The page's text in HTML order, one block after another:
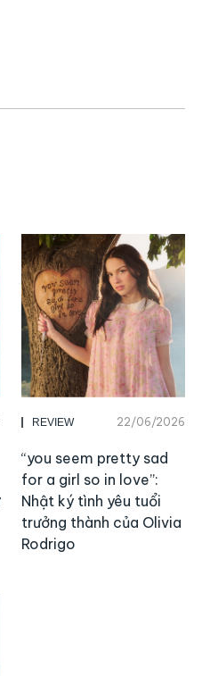
REVIEW 22/06/2026
“you seem pretty sad
for a girl so in love”:
Nhật ký tình yêu tuổi
trưởng thành của Olivia
Rodrigo